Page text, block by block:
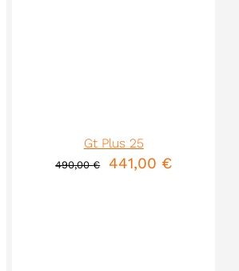
Gt Plus 25
490,00€ 441,00 €